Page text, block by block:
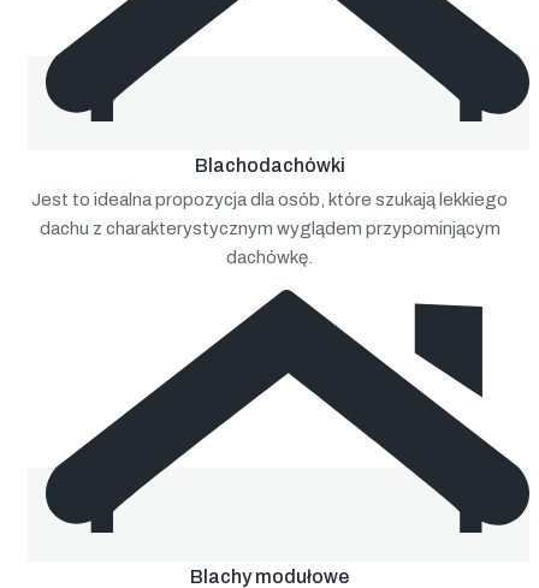
Blachodachówki
Jest to idealna propozycja dla osób, które szukają lekkiego
dachu z charakterystycznym wyglądem przypominjącym
dachówkę.
Blachy modułowe